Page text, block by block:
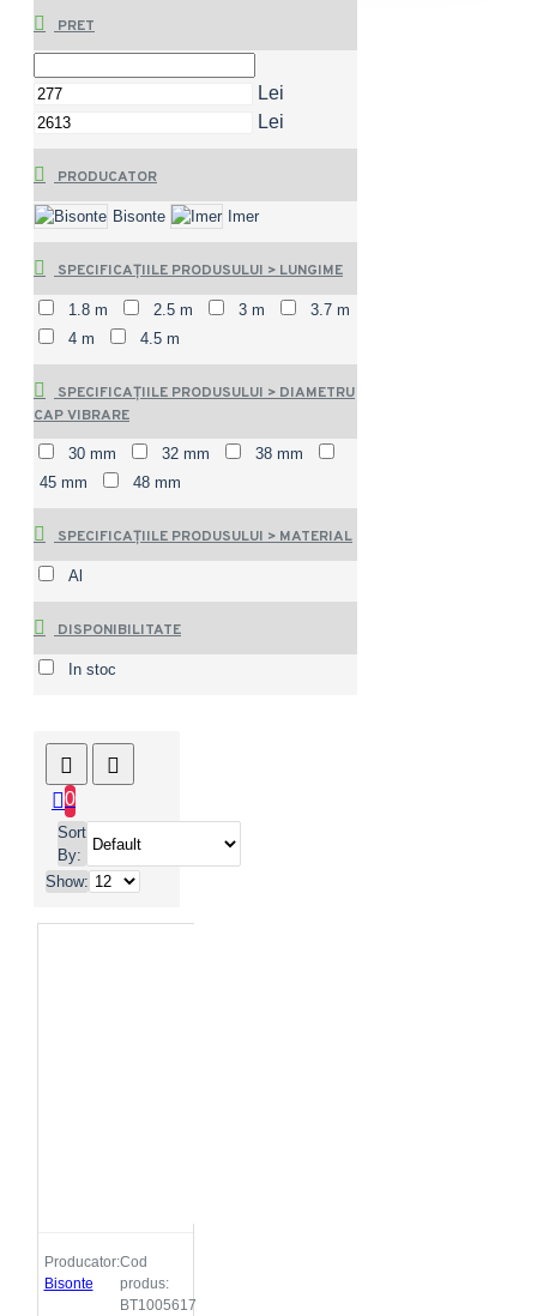
PRET
Lei
Lei
PRODUCATOR
Bisonte Imer
SPECIFICAȚIILE PRODUSULUI > LUNGIME
1.8 m 2.5 m 3 m
3.7 m
4 m
4.5 m
SPECIFICAȚIILE PRODUSULUI > DIAMETRU
CAP VIBRARE
30 mm 32 mm
38 mm
45 mm
48 mm
SPECIFICAȚIILE PRODUSULUI > MATERIAL
Al
DISPONIBILITATE
In stoc
0
Sort
By:
Show:
Producator:
Bisonte
Cod
produs:
BT1005617